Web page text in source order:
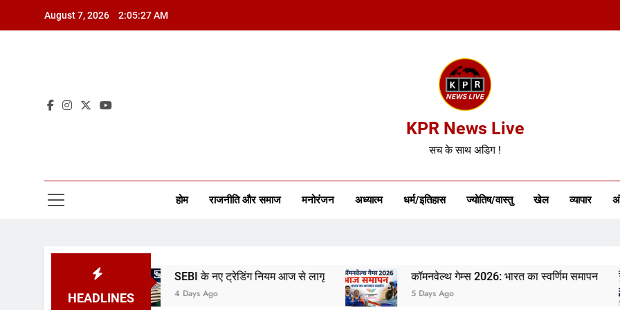
August 7, 2026 2:05:28 AM
KPR News Live
सच के साथ अडिग !
होम राजनीति और समाज मनोरंजन अध्यात्म धर्म/इतिहास ज्योतिष/वास्तु खेल व्यापार
HEADLINES
SEBI के नए ट्रेडिंग नियम आज से लागू
4 Days Ago
कॉमनवेल्थ गेम्स 2026: भारत का स्वर्णिम समापन
5 Days Ago